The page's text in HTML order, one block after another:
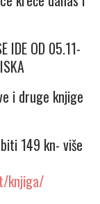
IDE OD 05.11-
i druge knjige
149 kn- više
knjiga/